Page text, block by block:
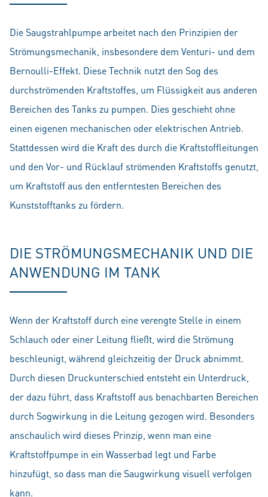
Die Saugstrahlpumpe arbeitet nach den Prinzipien der
Strömungsmechanik, insbesondere dem Venturi- und dem
Bernoulli-Effekt. Diese Technik nutzt den Sog des
durchströmenden Kraftstoffes, um Flüssigkeit aus anderen
Bereichen des Tanks zu pumpen. Dies geschieht ohne
einen eigenen mechanischen oder elektrischen Antrieb.
Stattdessen wird die Kraft des durch die Kraftstoffleitungen
und den Vor- und Rücklauf strömenden Kraftstoffs genutzt,
um Kraftstoff aus den entferntesten Bereichen des
Kunststofftanks zu fördern.
DIE STRÖMUNGSMECHANIK UND DIE
ANWENDUNG IM TANK
Wenn der Kraftstoff durch eine verengte Stelle in einem
Schlauch oder einer Leitung fließt, wird die Strömung
beschleunigt, während gleichzeitig der Druck abnimmt.
Durch diesen Druckunterschied entsteht ein Unterdruck,
der dazu führt, dass Kraftstoff aus benachbarten Bereichen
durch Sogwirkung in die Leitung gezogen wird. Besonders
anschaulich wird dieses Prinzip, wenn man eine
Kraftstoffpumpe in ein Wasserbad legt und Farbe
hinzufügt, so dass man die Saugwirkung visuell verfolgen
kann.